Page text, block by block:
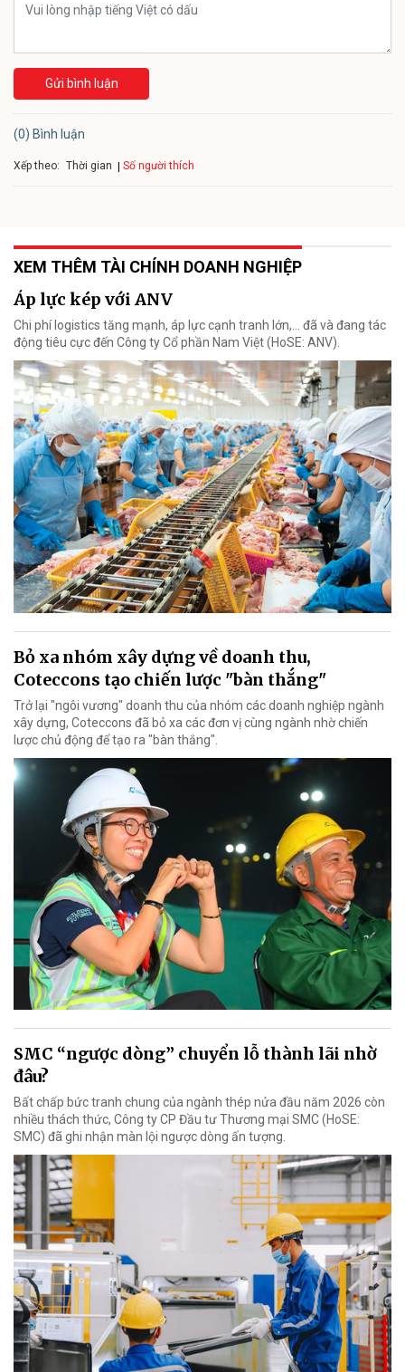
Gửi bình luận
(0) Bình luận
Xếp theo: Thời gian Số người thích
XEM THÊM TÀI CHÍNH DOANH NGHIỆP
Áp lực kép với ANV
Chi phí logistics tăng mạnh, áp lực cạnh tranh lớn,... đã và đang tác
động tiêu cực đến Công ty Cổ phần Nam Việt (HoSE: ANV).
Bỏ xa nhóm xây dựng về doanh thu,
Coteccons tạo chiến lược "bàn thắng"
Trở lại "ngôi vương" doanh thu của nhóm các doanh nghiệp ngành
xây dựng, Coteccons đã bỏ xa các đơn vị cùng ngành nhờ chiến
lược chủ động để tạo ra "bàn thắng".
SMC “ngược dòng” chuyển lỗ thành lãi nhờ
đâu?
Bất chấp bức tranh chung của ngành thép nửa đầu năm 2026 còn
nhiều thách thức, Công ty CP Đầu tư Thương mại SMC (HoSE:
SMC) đã ghi nhận màn lội ngược dòng ấn tượng.